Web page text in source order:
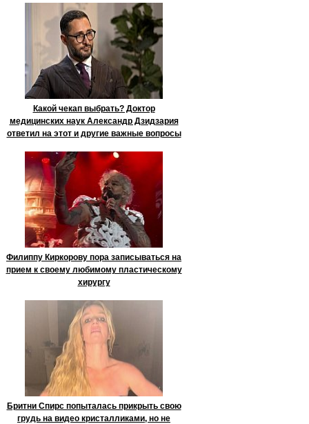
Какой чекап выбрать? Доктор
медицинских наук Александр Дзидзария
ответил на этот и другие важные вопросы
Филиппу Киркорову пора записываться на
прием к своему любимому пластическому
хирургу
Бритни Спирс попыталась прикрыть свою
грудь на видео кристалликами, но не